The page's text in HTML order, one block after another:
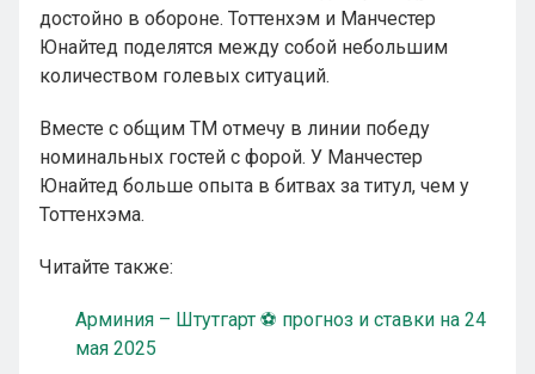
достойно в обороне. Тоттенхэм и Манчестер
Юнайтед поделятся между собой небольшим
количеством голевых ситуаций.
Вместе с общим ТМ отмечу в линии победу
номинальных гостей с форой. У Манчестер
Юнайтед больше опыта в битвах за титул, чем у
Тоттенхэма.
Читайте также:
Арминия – Штутгарт ⚽ прогноз и ставки на 24
мая 2025